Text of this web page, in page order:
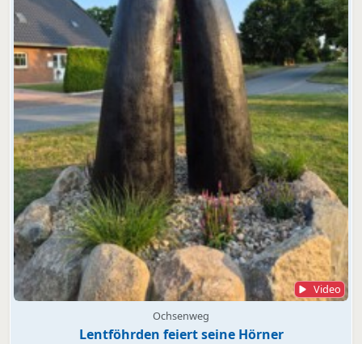
Video
Ochsenweg
Lentföhrden feiert seine Hörner